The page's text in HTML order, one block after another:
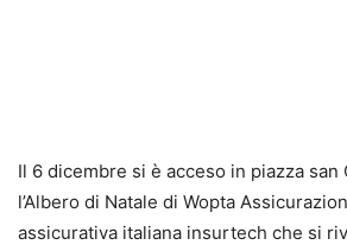
Il 6 dicembre si è acceso in piazza san
l’Albero di Natale di Wopta
assicurativa italiana insurtech che si